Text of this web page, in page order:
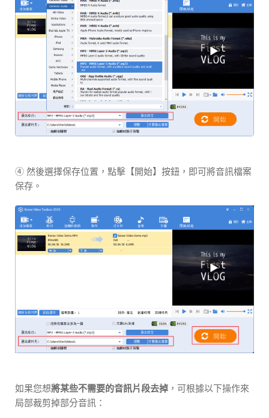
④ 然後選擇保存位置，點擊【開始】按鈕，即可將音訊檔案
保存。
如果您想將某些不需要的音訊片段去掉 ，可根據以下操作來
局部裁剪掉部分音訊：